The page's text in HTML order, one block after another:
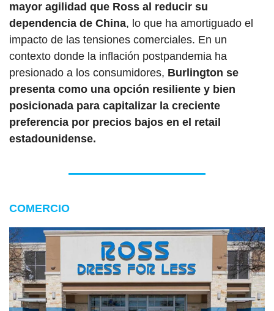
mayor agilidad que Ross al reducir su
dependencia de China, lo que ha amortiguado el
impacto de las tensiones comerciales. En un
contexto donde la inflación postpandemia ha
presionado a los consumidores, Burlington se
presenta como una opción resiliente y bien
posicionada para capitalizar la creciente
preferencia por precios bajos en el retail
estadounidense.
COMERCIO